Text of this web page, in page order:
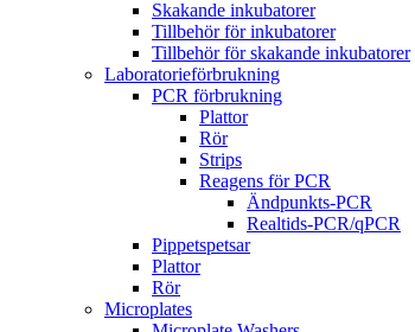
Skakande inkubatorer
Tillbehör för inkubatorer
Tillbehör för skakande inkubatorer
Laboratorieförbrukning
PCR förbrukning
Plattor
Rör
Strips
Reagens för PCR
Ändpunkts-PCR
Realtids-PCR/qPCR
Pippetspetsar
Plattor
Rör
Microplates